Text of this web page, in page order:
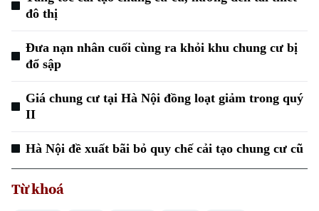
Chuyên mục
Thời sự
đô thị
Đưa nạn nhân cuối cùng ra khỏi khu chung cư bị
đổ sập
Giá chung cư tại Hà Nội đồng loạt giảm trong quý
II
Hà Nội đề xuất bãi bỏ quy chế cải tạo chung cư cũ
Từ khoá